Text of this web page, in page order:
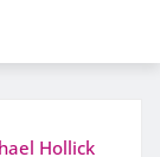
Hollick